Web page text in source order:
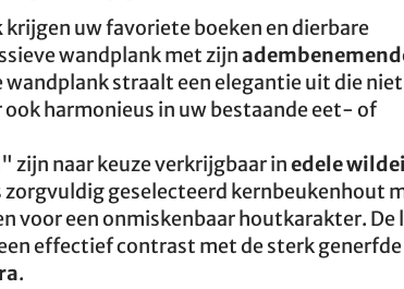
krijgen uw favoriete boeken en dierbare
wandplank met zijn
wandplank straalt een elegantie uit die
harmonieus in uw bestaande eet- of
zijn naar keuze verkrijgbaar inedele
geselecteerd kernbeukenhout
voor een onmiskenbaar houtkarakter. De
effectief contrast met de sterk generfde
.